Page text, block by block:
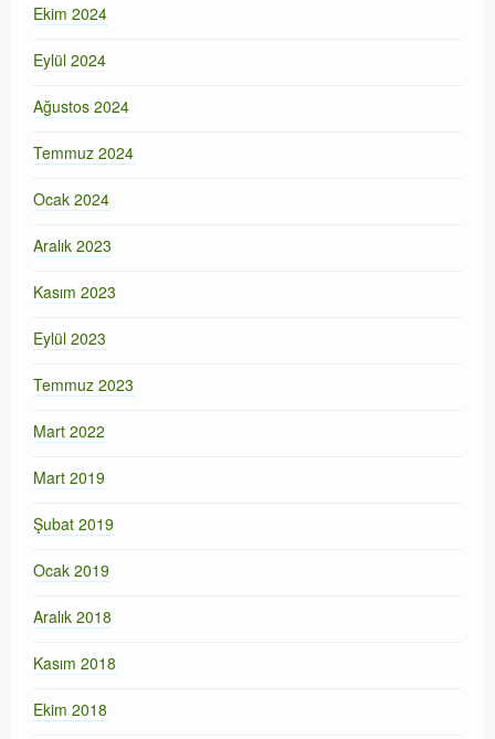
Ekim 2024
Eylül 2024
Ağustos 2024
Temmuz 2024
Ocak 2024
Aralık 2023
Kasım 2023
Eylül 2023
Temmuz 2023
Mart 2022
Mart 2019
Şubat 2019
Ocak 2019
Aralık 2018
Kasım 2018
Ekim 2018